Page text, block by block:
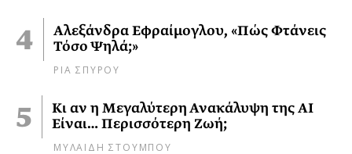
Αλεξάνδρα Εφραίμογλου, «Πώς Φτάνεις
Τόσο Ψηλά;»
ΡΙΑ ΣΠΥΡΟΥ
Κι αν η Μεγαλύτερη Ανακάλυψη της AI
Είναι… Περισσότερη Ζωή;
ΜΥΛΑΙΔΗ ΣΤΟΥΜΠΟΥ